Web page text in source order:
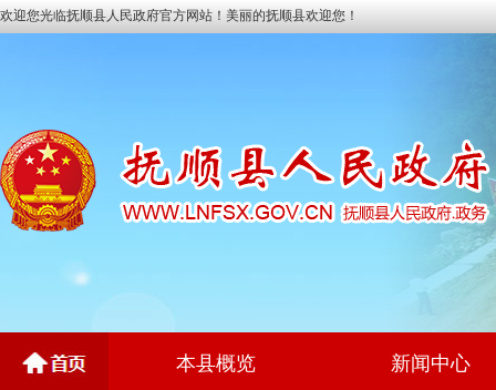
欢迎您光临抚顺县人民政府官方网站！美丽的抚顺县欢迎您！
本县概览 新闻中心